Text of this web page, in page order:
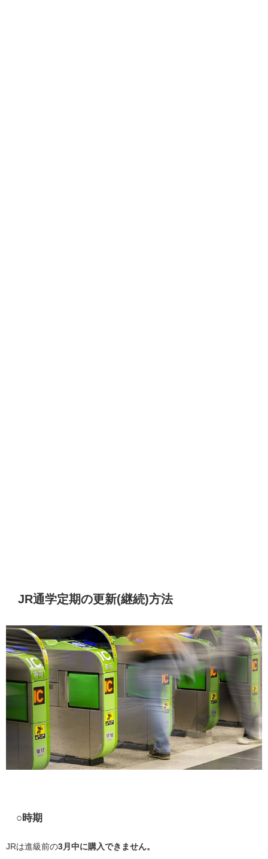
JR通学定期の更新(継続)方法
○時期
JRは進級前の3月中に購入できません。